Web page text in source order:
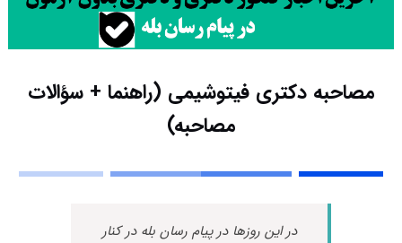
مصاحبه دکتری فیتوشیمی (راهنما + سؤالات
مصاحبه)
در این روزها در پیام رسان بله در کنار